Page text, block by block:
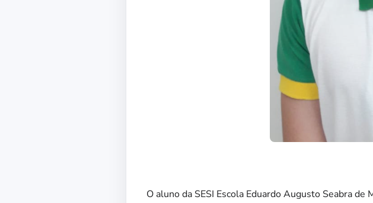
O aluno da SESI Escola Eduardo Augusto Seabra